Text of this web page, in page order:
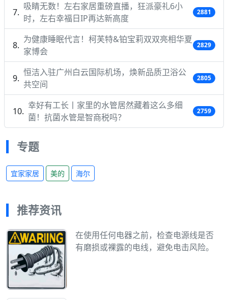
吸睛无数！左右家居重磅直播，狂派豪礼6小
时，左右幸福日IP再达新高度
2881
为健康睡眠代言！柯芙特&铂宝莉双双亮相华夏
家博会
2829
恒洁入驻广州白云国际机场，焕新品质卫浴公
共空间
2805
幸好有工长丨家里的水管居然藏着这么多细
菌！抗菌水管是智商税吗？
2759
专题
宜家家居 美的 海尔
推荐资讯
在使用任何电器之前，检查电源线是否
有磨损或裸露的电线，避免电击风险。